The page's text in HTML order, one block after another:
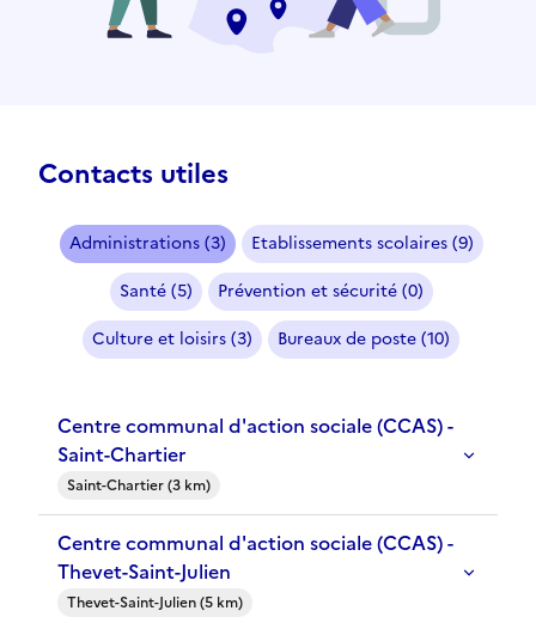
Contacts utiles
Administrations (3)
Etablissements scolaires (9)
Santé (5)
Prévention et sécurité (0)
Culture et loisirs (3)
Bureaux de poste (10)
Centre communal d'action sociale (CCAS) -
Saint-Chartier
Saint-Chartier (3 km)
Centre communal d'action sociale (CCAS) -
Thevet-Saint-Julien
Thevet-Saint-Julien (5 km)